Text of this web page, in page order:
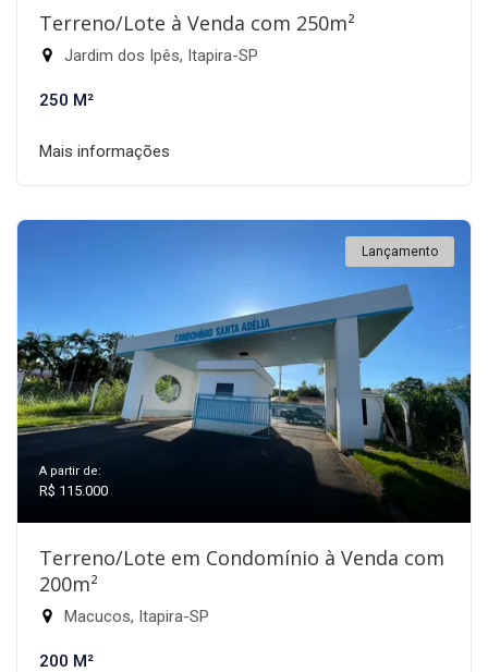
Terreno/Lote à Venda com 250m²
Jardim dos Ipês, Itapira-SP
250 M²
Mais informações
Lançamento
A partir de:
R$ 115.000
Terreno/Lote em Condomínio à Venda com
200m²
Macucos, Itapira-SP
200 M²